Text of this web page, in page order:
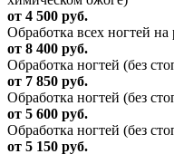
от 4 500 руб.
Обработка всех ногтей
от 8 400 руб.
Обработка ногтей (без
от 7 850 руб.
Обработка ногтей (без
от 5 600 руб.
Обработка ногтей (без
от 5 150 руб.